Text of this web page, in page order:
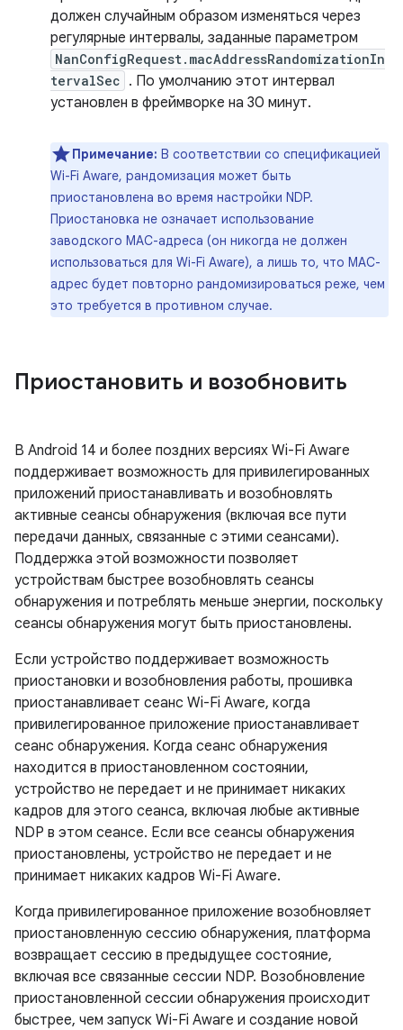
должен случайным образом изменяться через
регулярные интервалы, заданные параметром
NanConfigRequest.macAddressRandomizationIn
tervalSec . По умолчанию этот интервал
установлен в фреймворке на 30 минут.
Примечание: В соответствии со спецификацией
Wi-Fi Aware, рандомизация может быть
приостановлена ​​во время настройки NDP.
Приостановка не означает использование
заводского MAC-адреса (он никогда не должен
использоваться для Wi-Fi Aware), а лишь то, что MAC-
адрес будет повторно рандомизироваться реже, чем
это требуется в противном случае.
Приостановить и возобновить
В Android 14 и более поздних версиях Wi-Fi Aware
поддерживает возможность для привилегированных
приложений приостанавливать и возобновлять
активные сеансы обнаружения (включая все пути
передачи данных, связанные с этими сеансами).
Поддержка этой возможности позволяет
устройствам быстрее возобновлять сеансы
обнаружения и потреблять меньше энергии, поскольку
сеансы обнаружения могут быть приостановлены.
Если устройство поддерживает возможность
приостановки и возобновления работы, прошивка
приостанавливает сеанс Wi-Fi Aware, когда
привилегированное приложение приостанавливает
сеанс обнаружения. Когда сеанс обнаружения
находится в приостановленном состоянии,
устройство не передает и не принимает никаких
кадров для этого сеанса, включая любые активные
NDP в этом сеансе. Если все сеансы обнаружения
приостановлены, устройство не передает и не
принимает никаких кадров Wi-Fi Aware.
Когда привилегированное приложение возобновляет
приостановленную сессию обнаружения, платформа
возвращает сессию в предыдущее состояние,
включая все связанные сессии NDP. Возобновление
приостановленной сессии обнаружения происходит
быстрее, чем запуск Wi-Fi Aware и создание новой